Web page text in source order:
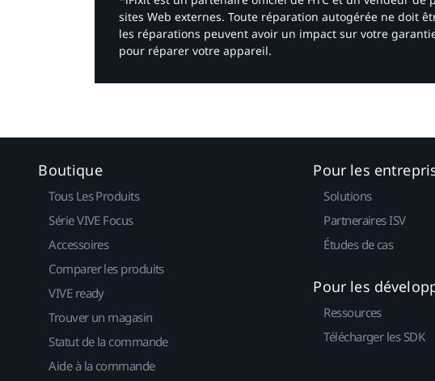
sites Web externes. Toute réparation autogérée ne doit
les réparations peuvent avoir un impact sur votre
pour réparer votre appareil.​
Boutique
Tous Les Produits
Série VIVE Focus
Accessoires
Comparer les produits
VIVE ready
Trouver un magasin
Statut de la commande
Aide à la commande
Pour les
Solutions
Partneraires ISV
Études de cas
Pour les
Ressources
Télécharger les SDK